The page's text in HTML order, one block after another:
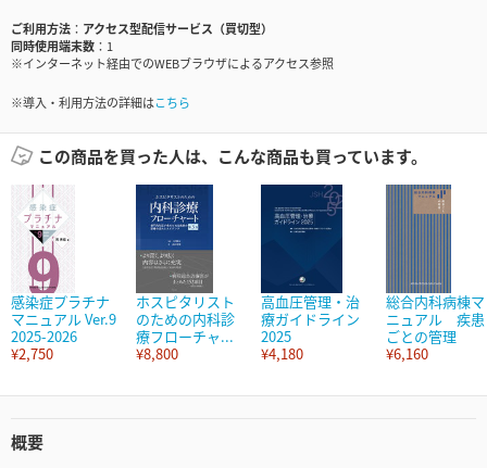
ご利用方法
アクセス型配信サービス（買切型）
同時使用端末数
1
※インターネット経由でのWEBブラウザによるアクセス参照
※導入・利用方法の詳細はこちら
この商品を買った人は、こんな商品も買っています。
感染症プラチナ
マニュアル Ver.9
2025-2026
¥2,750
ホスピタリスト
のための内科診
療フローチャ...
¥8,800
高血圧管理・治
療ガイドライン
2025
¥4,180
総合内科病棟マ
ニュアル 疾患
ごとの管理
¥6,160
概要